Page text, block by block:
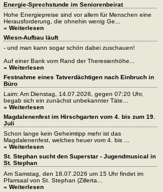
Energie-Sprechstunde im Seniorenbeirat
Hohe Energiepreise sind vor allem für Menschen eine
Herausforderung, die ohnehin wenig Ge...
» Weiterlesen
Wiesn-Aufbau läuft
- und man kann sogar schön dabei zuschauen!
Auf einer Bank vom Rand der Theresienhöhe...
» Weiterlesen
Festnahme eines Tatverdächtigen nach Einbruch in
Büro
Laim: Am Dienstag, 14.07.2026, gegen 07:20 Uhr,
begab sich ein zunächst unbekannter Täte...
» Weiterlesen
Magdalenenfest im Hirschgarten vom 4. bis zum 19.
Juli
Schon lange kein Geheimtipp mehr ist das
Magdalenenfest, welches heuer vom 4. bis ...
» Weiterlesen
St. Stephan sucht den Superstar - Jugendmusical in
St. Stephan
Am Samstag, den 18.07.2026 um 15 Uhr findet im
Pfarrsaal von St. Stephan (Zillerta...
» Weiterlesen